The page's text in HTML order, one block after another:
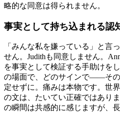
略的な同意は得られません。
事実として持ち込まれる認
「みんな私を嫌っている」と言
せん。Judithも同意しません。
を事実として検証する手助け
の場面で、どのサインで——そ
定せずに。痛みは本物です。世
の文は、たいてい正確ではあり
の瞬間は共感的に感じますが、